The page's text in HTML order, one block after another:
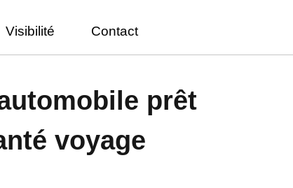
Visibilité Contact
prêt
voyage